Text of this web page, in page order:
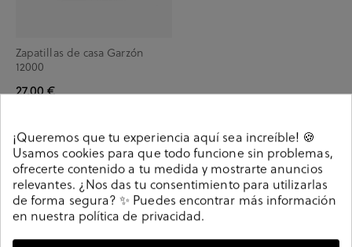
Zapatillas de casa Garzón
12000
27,00 €
Ver más productos de la colección
¡Queremos que tu experiencia aquí sea increíble! 🍪
Usamos cookies para que todo funcione sin problemas,
ofrecerte contenido a tu medida y mostrarte anuncios
relevantes. ¿Nos das tu consentimiento para utilizarlas
de forma segura? ✨ Puedes encontrar más información
en nuestra política de privacidad.